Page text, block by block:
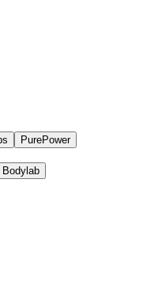
PurePower
Bodylab